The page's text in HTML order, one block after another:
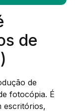
de
de
fotocópia. É
escritórios,